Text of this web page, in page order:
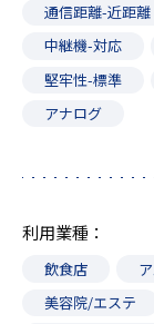
通信距離-近距離
中継機-対応
堅牢性-標準
アナログ
利用業種
飲食店
美容院/エステ